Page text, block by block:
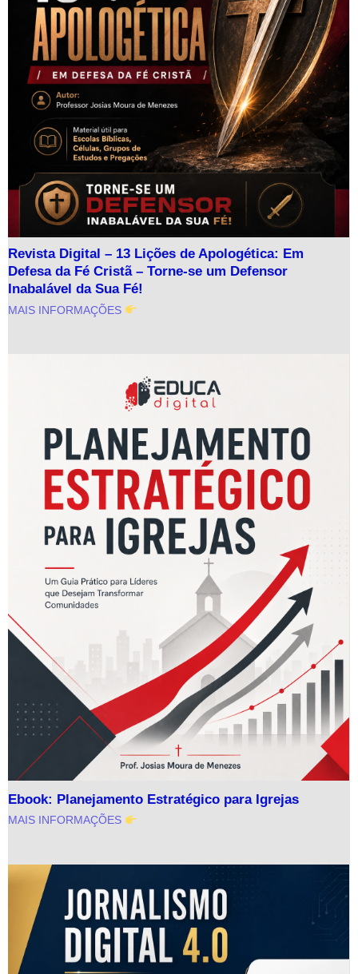
Revista Digital – 13 Lições de Apologética: Em
Defesa da Fé Cristã – Torne-se um Defensor
Inabalável da Sua Fé!
MAIS INFORMAÇÕES
Ebook: Planejamento Estratégico para Igrejas
MAIS INFORMAÇÕES